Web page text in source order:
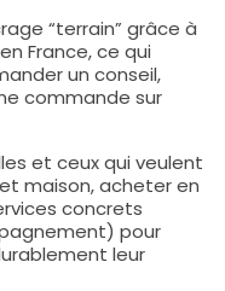
“terrain” grâce à
France, ce qui
un conseil,
commande sur
et ceux qui veulent
maison, acheter en
concrets
pour
leur